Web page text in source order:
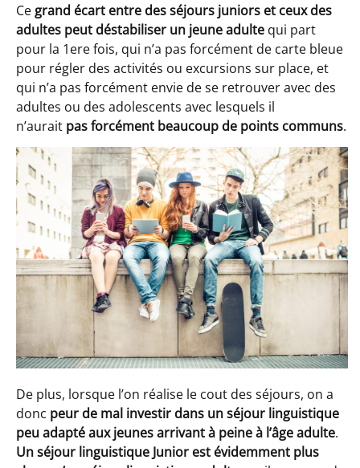
Ce grand écart entre des séjours juniors et ceux des
adultes peut déstabiliser un jeune adulte qui part
pour la 1ere fois, qui n’a pas forcément de carte bleue
pour régler des activités ou excursions sur place, et
qui n’a pas forcément envie de se retrouver avec des
adultes ou des adolescents avec lesquels il
n’aurait pas forcément beaucoup de points communs.
De plus, lorsque l’on réalise le cout des séjours, on a
donc peur de mal investir dans un séjour linguistique
peu adapté aux jeunes arrivant à peine à l’âge adulte.
Un séjour linguistique Junior est évidemment plus